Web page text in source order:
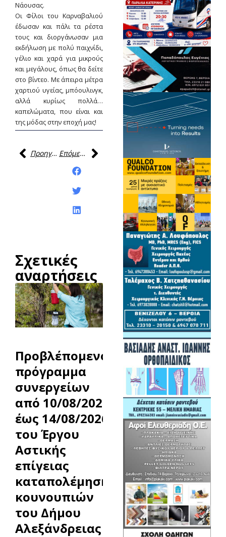
Νάουσας.
Οι Φίλοι του Καρναβαλιού
έδωσαν και πάλι τα ρέστα
τους και διοργάνωσαν μια
εκδήλωση με πολύ παιχνίδι,
γέλιο και χαρά για μικρούς
και μεγάλους, όπως θα δείτε
στο βίντεο. Με άπειρα μέτρα
χαρτιού υγείας, μπόουλινγκ,
αλλά κυρίως πολλά…
καπελώματα, που είναι και
της μόδας στην εποχή μας!
Προηγούμενη
Επόμενη
Σχετικές
αναρτήσεις
Προβλέπομενο
πρόγραμμα
συνεργείων
από 10/08/2026
έως 14/08/2026
του Έργου
Αστικής
επίγειας
καταπολέμησης
κουνουπιών
του Δήμου
Αλεξάνδρειας